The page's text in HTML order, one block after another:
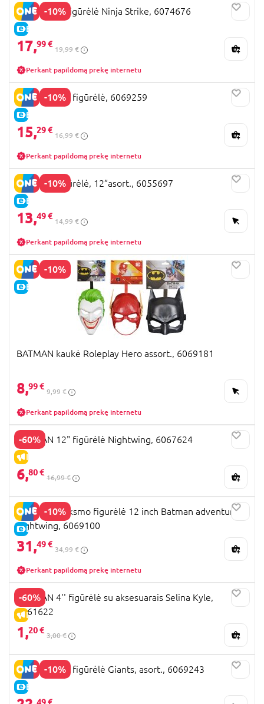
-10%
E-KAINA
BATMAN 6' figūrėlė Ninja Strike, 6074676
17,99 €
19,99 €
Perkant papildomą prekę internetu
-10%
E-KAINA
BATMAN 12” figūrėlė, 6069259
15,29 €
16,99 €
Perkant papildomą prekę internetu
-10%
E-KAINA
BATMAN figūrėlė, 12”asort., 6055697
13,49 €
14,99 €
Perkant papildomą prekę internetu
-10%
E-KAINA
BATMAN kaukė Roleplay Hero assort., 6069181
8,99 €
9,99 €
Perkant papildomą prekę internetu
-60%
IŠPARDAVIMAS
BATMAN 12" figūrėlė Nightwing, 6067624
6,80 €
16,99 €
-10%
E-KAINA
BATMAN veiksmo figurėlė 12 inch Batman adventure
nightwing, 6069100
31,49 €
34,99 €
Perkant papildomą prekę internetu
-60%
IŠPARDAVIMAS
BATMAN 4'' figūrėlė su aksesuarais Selina Kyle,
6061622
1,20 €
3,00 €
-10%
E-KAINA
BATMAN 12" figūrėlė Giants, asort., 6069243
49 €